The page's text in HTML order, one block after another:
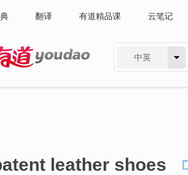
翻译 有道精品课 云笔记
中英
leather shoes